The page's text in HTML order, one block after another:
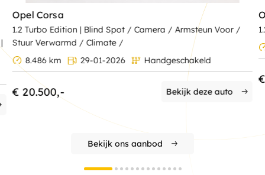
Opel Corsa
1.2 Turbo Edition | Blind Spot / Camera / Armsteun Voor /
Stuur Verwarmd / Climate /
8.486 km
29-01-2026 Handgeschakeld
€ 20.500,- Bekijk deze auto
Bekijk ons aanbod